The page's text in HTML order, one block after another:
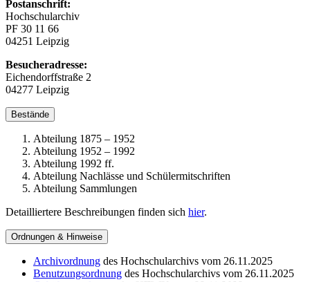
Postanschrift:
Hochschularchiv
PF 30 11 66
04251 Leipzig
Besucheradresse:
Eichendorffstraße 2
04277 Leipzig
Bestände
Abteilung 1875 – 1952
Abteilung 1952 – 1992
Abteilung 1992 ff.
Abteilung Nachlässe und Schülermitschriften
Abteilung Sammlungen
Detailliertere Beschreibungen finden sich hier.
Ordnungen & Hinweise
Archivordnung des Hochschularchivs vom 26.11.2025
Benutzungsordnung des Hochschularchivs vom 26.11.2025